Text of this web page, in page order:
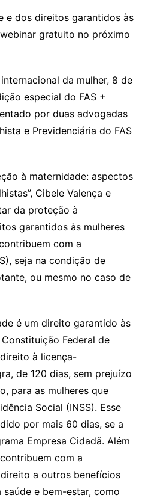
e dos direitos garantidos às
gratuito no próximo
da mulher, 8 de
especial do FAS +
por duas advogadas
e Previdenciária do FAS
à maternidade: aspectos
Cibele Valença e
da proteção à
garantidos às mulheres
com a
seja na condição de
ou mesmo no caso de
é um direito garantido às
Federal de
à licença-
de 120 dias, sem prejuízo
para as mulheres que
Social (INSS). Esse
por mais 60 dias, se a
Empresa Cidadã. Além
com a
a outros benefícios
e bem-estar, como